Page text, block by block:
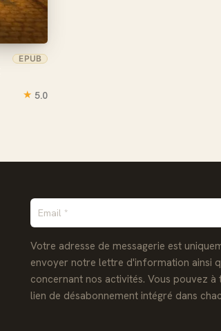
EPUB
★ 5.0
Votre adresse de messagerie est
envoyer notre lettre d'information ainsi
concernant nos activités. Vous pouvez
lien de désabonnement intégré dans